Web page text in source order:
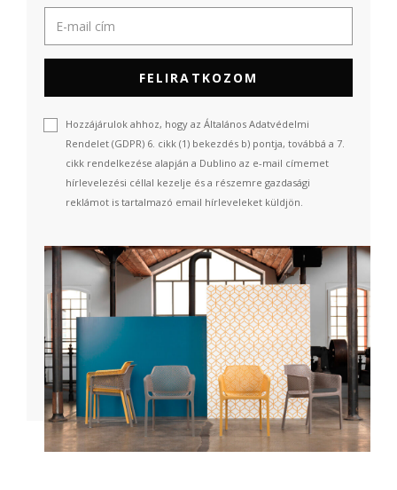
FELIRATKOZOM
Hozzájárulok ahhoz, hogy az Általános Adatvédelmi
Rendelet (GDPR) 6. cikk (1) bekezdés b) pontja, továbbá a 7.
cikk rendelkezése alapján a Dublino az e-mail címemet
hírlevelezési céllal kezelje és a részemre gazdasági
reklámot is tartalmazó email hírleveleket küldjön.